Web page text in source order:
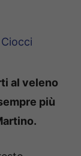
al veleno
più